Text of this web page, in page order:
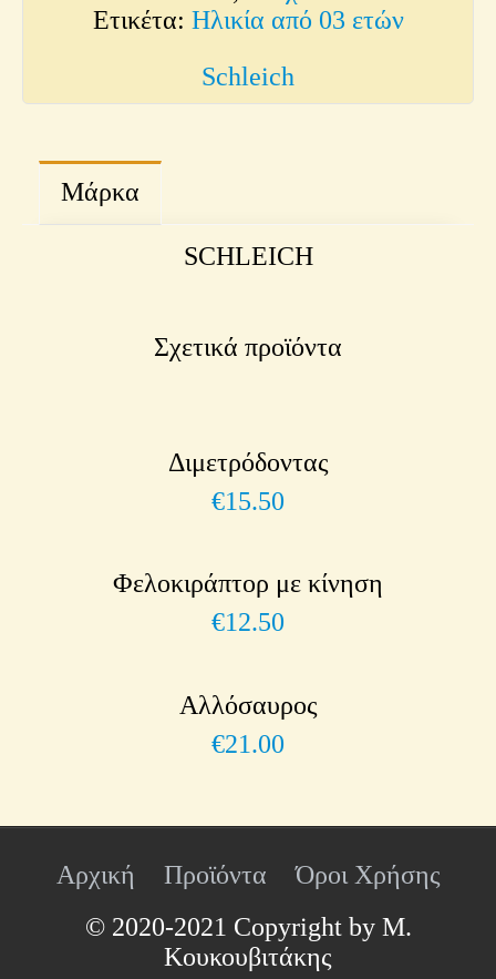
Ετικέτα: Ηλικία από 03 ετών
Schleich
Μάρκα
SCHLEICH
Σχετικά προϊόντα
Διμετρόδοντας
€15.50
Φελοκιράπτορ με κίνηση
€12.50
Αλλόσαυρος
€21.00
Αρχική Προϊόντα
Όροι Χρήσης
© 2020-2021 Copyright by Μ.
Κουκουβιτάκης